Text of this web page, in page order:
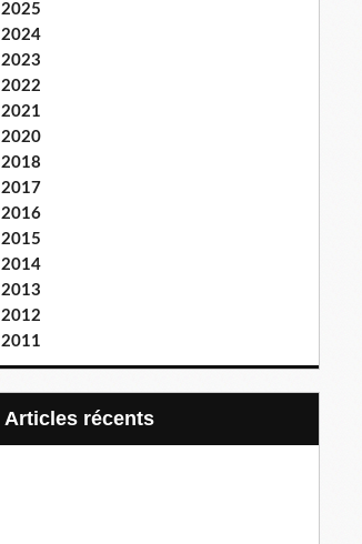
2025
2024
2023
2022
2021
2020
2018
2017
2016
2015
2014
2013
2012
2011
articles récents